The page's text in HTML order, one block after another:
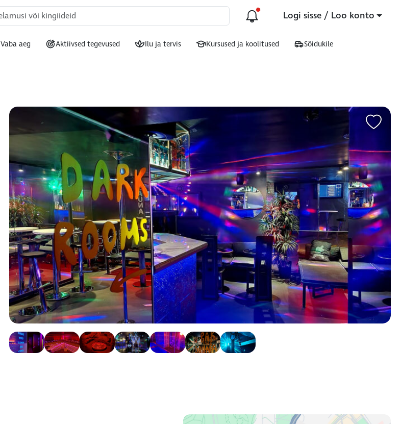
Logi sisse / Loo konto
Vaba aeg Aktiivsed tegevused Ilu ja tervis Kursused ja koolitused Sõidukile